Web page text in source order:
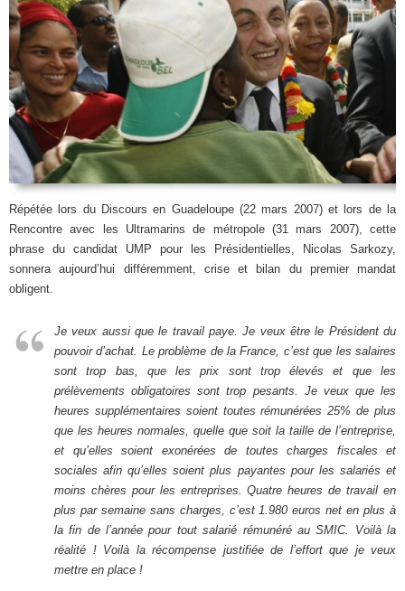
Répétée lors du Discours en Guadeloupe (22 mars 2007) et lors de la
Rencontre avec les Ultramarins de métropole (31 mars 2007), cette
phrase du candidat UMP pour les Présidentielles, Nicolas Sarkozy,
sonnera aujourd’hui différemment, crise et bilan du premier mandat
obligent.
Je veux aussi que le travail paye. Je veux être le Président du
pouvoir d’achat. Le problème de la France, c’est que les salaires
sont trop bas, que les prix sont trop élevés et que les
prélèvements obligatoires sont trop pesants. Je veux que les
heures supplémentaires soient toutes rémunérées 25% de plus
que les heures normales, quelle que soit la taille de l’entreprise,
et qu’elles soient exonérées de toutes charges fiscales et
sociales afin qu’elles soient plus payantes pour les salariés et
moins chères pour les entreprises. Quatre heures de travail en
plus par semaine sans charges, c’est 1.980 euros net en plus à
la fin de l’année pour tout salarié rémunéré au SMIC. Voilà la
réalité ! Voilà la récompense justifiée de l’effort que je veux
mettre en place !